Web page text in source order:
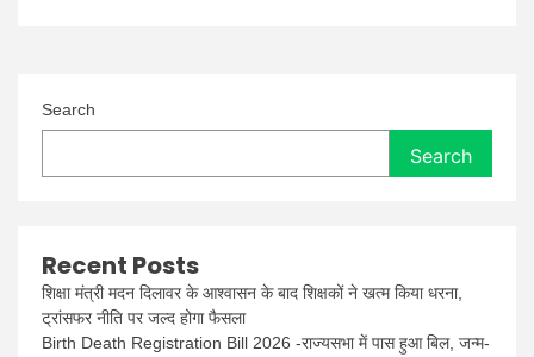
Search
Search
Recent Posts
शिक्षा मंत्री मदन दिलावर के आश्वासन के बाद शिक्षकों ने खत्म किया धरना,
ट्रांसफर नीति पर जल्द होगा फैसला
Birth Death Registration Bill 2026 -राज्यसभा में पास हुआ बिल, जन्म-